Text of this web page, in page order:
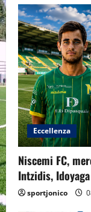
Eccellenza
Niscemi FC,
Intzidis,
sportjonico